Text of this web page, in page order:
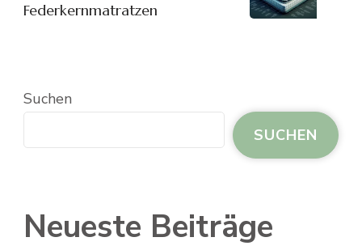
Federkernmatratzen
Suchen
SUCHEN
Neueste Beiträge